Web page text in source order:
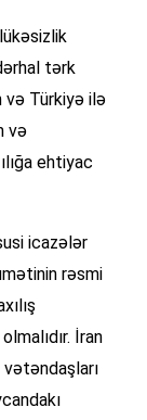
tərk
və Türkiyə ilə
və
ehtiyac
icazələr
rəsmi
İran